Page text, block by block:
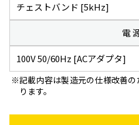
チェストバンド [5kHz]
電
100V 50/60Hz [ACアダプタ]
記載内容は製造元の仕様改善
ります。